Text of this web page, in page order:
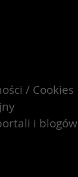
/ Cookies
i blogów